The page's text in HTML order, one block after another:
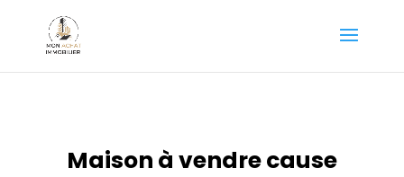
Maison à vendre cause